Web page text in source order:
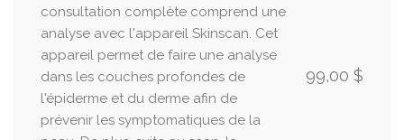
consultation complète comprend une
analyse avec l'appareil Skinscan. Cet
appareil permet de faire une analyse
dans les couches profondes de
l'épiderme et du derme afin de
prévenir les symptomatiques de la
99,00 $